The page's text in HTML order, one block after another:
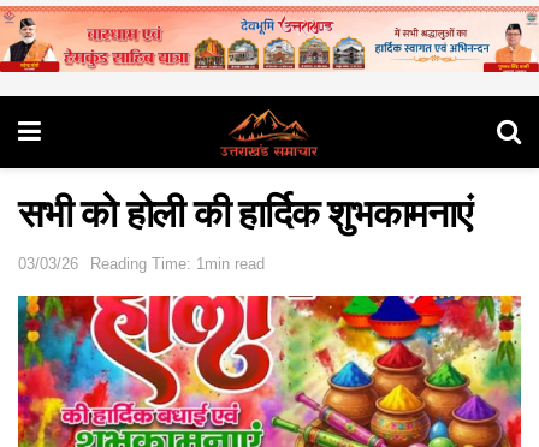
सभी को होली की हार्दिक शुभकामनाएं
03/03/26 Reading Time: 1min read